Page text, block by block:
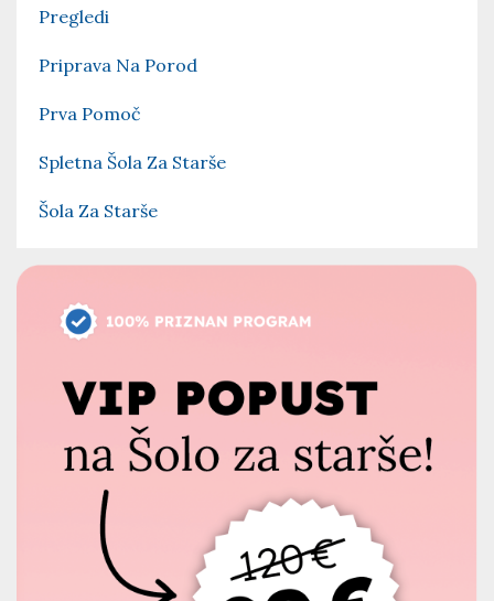
Pregledi
Priprava Na Porod
Prva Pomoč
Spletna Šola Za Starše
Šola Za Starše